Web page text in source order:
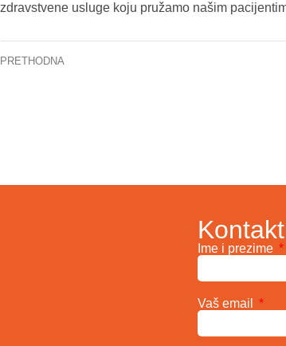
zdravstvene usluge koju pružamo našim
PRETHODNA
Ime i prezime
Vaš email